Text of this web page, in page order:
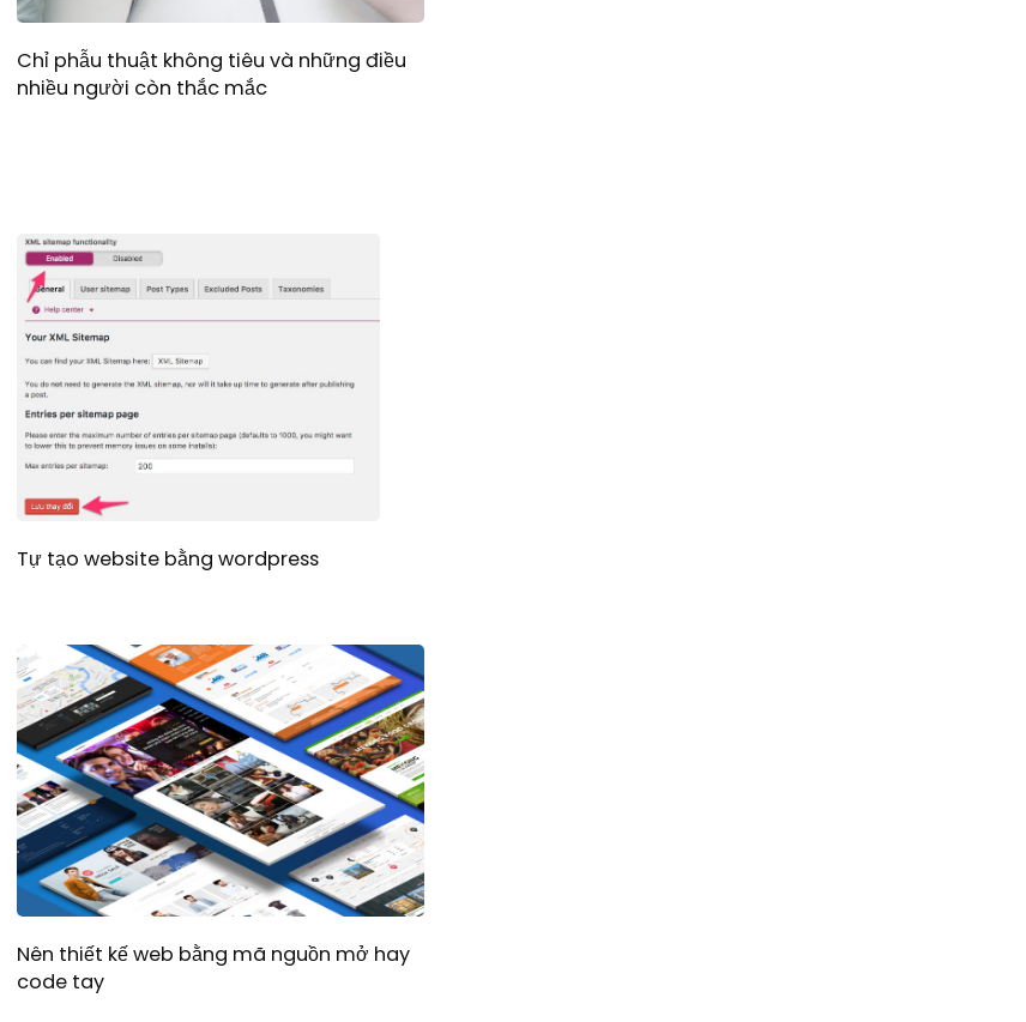
Chỉ phẫu thuật không tiêu và những điều
nhiều người còn thắc mắc
Tự tạo website bằng wordpress
Nên thiết kế web bằng mã nguồn mở hay
code tay